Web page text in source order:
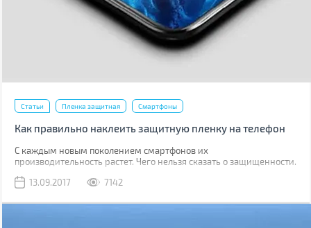
Статьи Пленка защитная Смартфоны
Как правильно наклеить защитную пленку на телефон
С каждым новым поколением смартфонов их
производительность растет. Чего нельзя сказать о защищенности.
водонепроницаемость, но все также уязвимы к механическим
13.09.2017 7142